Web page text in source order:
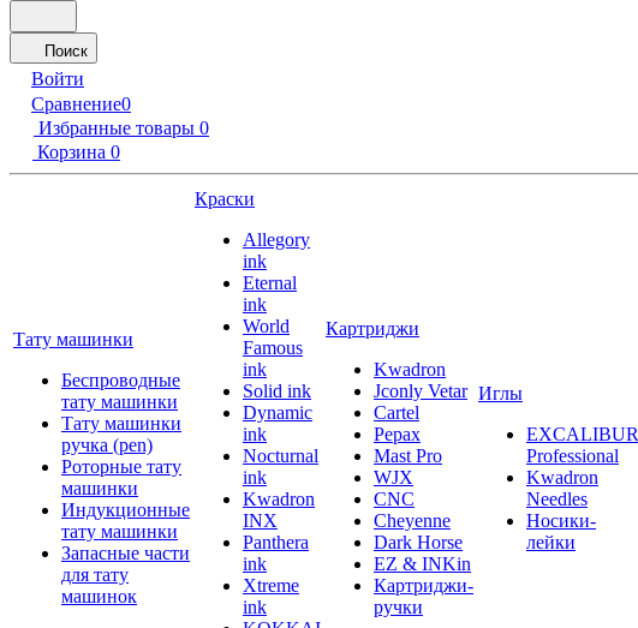
Поиск
Войти
Сравнение0
Избранные товары 0
Корзина 0
Тату машинки
Беспроводные
тату машинки
Тату машинки
ручка (pen)
Роторные тату
машинки
Индукционные
тату машинки
Запасные части
для тату
машинок
Краски
Allegory
ink
Eternal
ink
World
Famous
ink
Solid ink
Dynamic
ink
Nocturnal
ink
Kwadron
INX
Panthera
ink
Xtreme
ink
Картриджи
Kwadron
Jconly Vetar
Cartel
Pepax
Mast Pro
WJX
CNC
Cheyenne
Dark Horse
EZ & INKin
Картриджи-
ручки
Иглы
EXCALIBUR
Professional
Kwadron
Needles
Носики-
лейки